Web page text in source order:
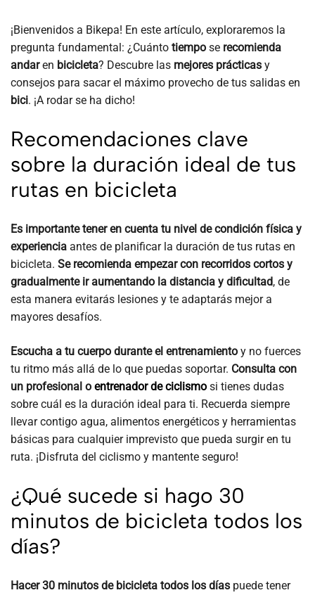
¡Bienvenidos a Bikepa! En este artículo, exploraremos la
pregunta fundamental: ¿Cuánto tiempo se recomienda
andaren bicicleta? Descubre las mejores prácticas y
consejos para sacar el máximo provecho de tus salidas en
bici. ¡A rodar se ha dicho!
Recomendaciones clave
sobre la duración ideal de tus
rutas en bicicleta
Es importante tener en cuenta tu nivel de condición física y
experiencia antes de planificar la duración de tus rutas en
bicicleta. Se recomienda empezar con recorridos cortos y
gradualmente ir aumentando la distancia y dificultad, de
esta manera evitarás lesiones y te adaptarás mejor a
mayores desafíos.
Escucha a tu cuerpo durante el entrenamiento y no fuerces
tu ritmo más allá de lo que puedas soportar. Consulta con
un profesional o entrenador de ciclismo si tienes dudas
sobre cuál es la duración ideal para ti. Recuerda siempre
llevar contigo agua, alimentos energéticos y herramientas
básicas para cualquier imprevisto que pueda surgir en tu
ruta. ¡Disfruta del ciclismo y mantente seguro!
¿Qué sucede si hago 30
minutos de bicicleta todos los
días?
Hacer 30 minutos de bicicleta todos los días puede tener